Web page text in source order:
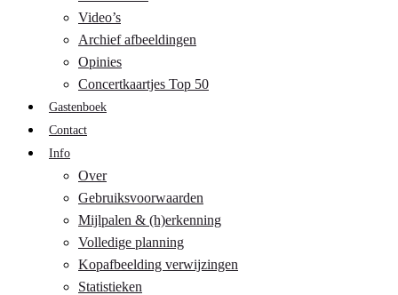
Video’s
Archief afbeeldingen
Opinies
Concertkaartjes Top 50
Gastenboek
Contact
Info
Over
Gebruiksvoorwaarden
Mijlpalen & (h)erkenning
Volledige planning
Kopafbeelding verwijzingen
Statistieken